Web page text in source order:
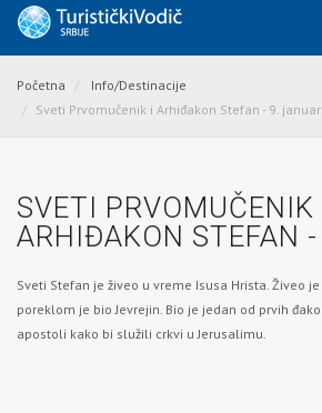
Početna
Info/Destinacije
Sveti Prvomučenik i Arhiđakon Stefan - 9. januar
SVETI PRVOMUČENIK
ARHIĐAKON STEFAN
Sveti Stefan je živeo u vreme Isusa Hrista. Živeo
poreklom je bio Jevrejin. Bio je jedan od prvih
apostoli kako bi služili crkvi u Jerusalimu.